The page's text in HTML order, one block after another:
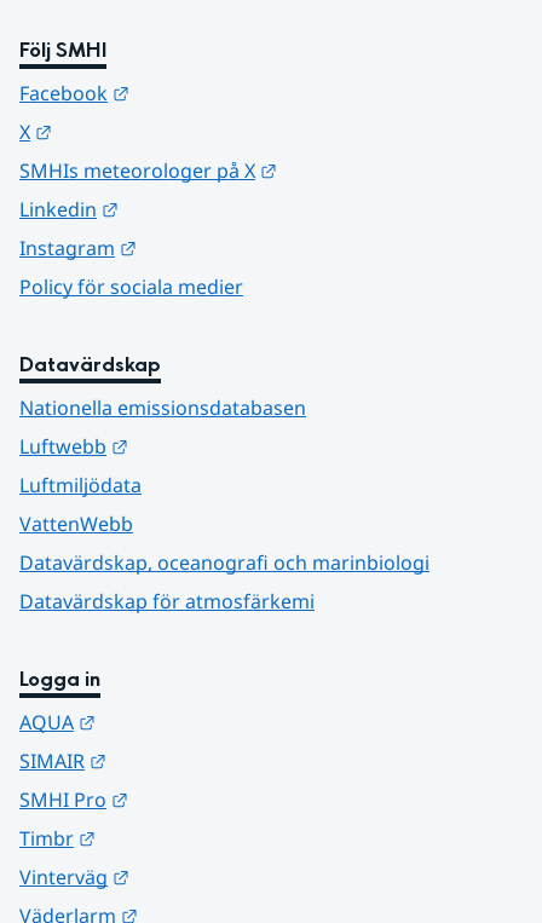
Följ SMHI
Facebook
X
SMHIs meteorologer på X
Linkedin
Instagram
Policy för sociala medier
Datavärdskap
Nationella emissionsdatabasen
Luftwebb
Luftmiljödata
VattenWebb
Datavärdskap, oceanografi och marinbiologi
Datavärdskap för atmosfärkemi
Logga in
AQUA
SIMAIR
SMHI Pro
Timbr
Vinterväg
Väderlarm